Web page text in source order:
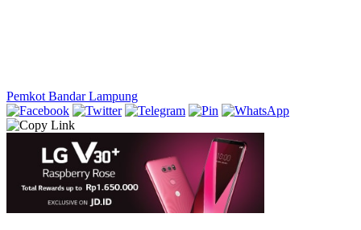
Pemkot Bandar Lampung